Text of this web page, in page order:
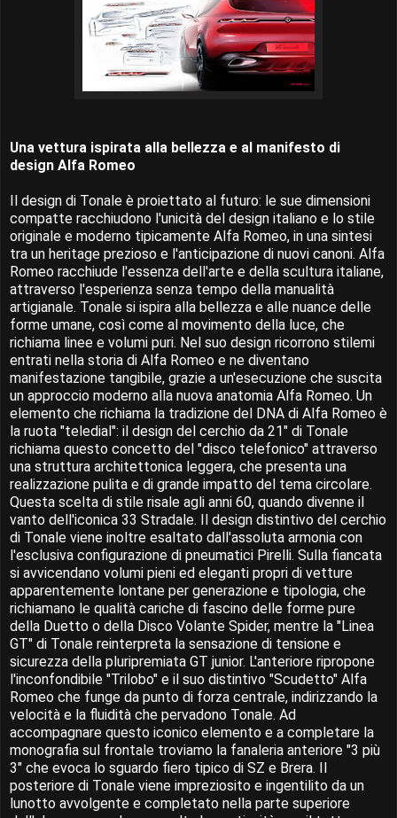
Una vettura ispirata alla bellezza e al manifesto di
design Alfa Romeo
Il design di Tonale è proiettato al futuro: le sue dimensioni
compatte racchiudono l'unicità del design italiano e lo stile
originale e moderno tipicamente Alfa Romeo, in una sintesi
tra un heritage prezioso e l'anticipazione di nuovi canoni. Alfa
Romeo racchiude l'essenza dell'arte e della scultura italiane,
attraverso l'esperienza senza tempo della manualità
artigianale. Tonale si ispira alla bellezza e alle nuance delle
forme umane, così come al movimento della luce, che
richiama linee e volumi puri. Nel suo design ricorrono stilemi
entrati nella storia di Alfa Romeo e ne diventano
manifestazione tangibile, grazie a un'esecuzione che suscita
un approccio moderno alla nuova anatomia Alfa Romeo. Un
elemento che richiama la tradizione del DNA di Alfa Romeo è
la ruota "teledial": il design del cerchio da 21" di Tonale
richiama questo concetto del "disco telefonico" attraverso
una struttura architettonica leggera, che presenta una
realizzazione pulita e di grande impatto del tema circolare.
Questa scelta di stile risale agli anni 60, quando divenne il
vanto dell'iconica 33 Stradale. Il design distintivo del cerchio
di Tonale viene inoltre esaltato dall'assoluta armonia con
l'esclusiva configurazione di pneumatici Pirelli. Sulla fiancata
si avvicendano volumi pieni ed eleganti propri di vetture
apparentemente lontane per generazione e tipologia, che
richiamano le qualità cariche di fascino delle forme pure
della Duetto o della Disco Volante Spider, mentre la "Linea
GT" di Tonale reinterpreta la sensazione di tensione e
sicurezza della pluripremiata GT junior. L'anteriore ripropone
l'inconfondibile "Trilobo" e il suo distintivo "Scudetto" Alfa
Romeo che funge da punto di forza centrale, indirizzando la
velocità e la fluidità che pervadono Tonale. Ad
accompagnare questo iconico elemento e a completare la
monografia sul frontale troviamo la fanaleria anteriore "3 più
3" che evoca lo sguardo fiero tipico di SZ e Brera. Il
posteriore di Tonale viene impreziosito e ingentilito da un
lunotto avvolgente e completato nella parte superiore